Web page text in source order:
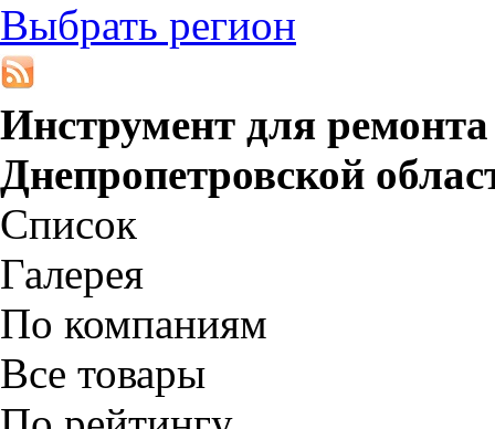
Выбрать регион
Инструмент для
Днепропетровской
Список
Галерея
По компаниям
Все товары